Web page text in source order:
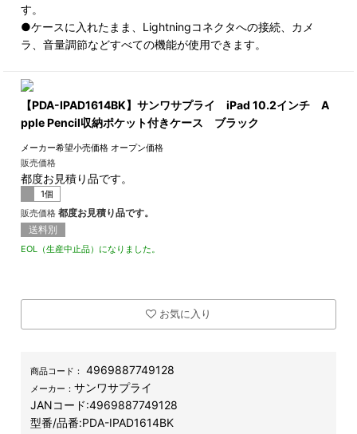
す。
●ケースに入れたまま、Lightningコネクタへの接続、カメ
ラ、音量調節などすべての機能が使用できます。
【PDA-IPAD1614BK】サンワサプライ iPad 10.2インチ A
pple Pencil収納ポケット付きケース ブラック
メーカー希望小売価格 オープン価格
販売価格
都度お見積り品です。
1個
販売価格 都度お見積り品です。
送料別
EOL（生産中止品）になりました。
お気に入り
商品コード： 4969887749128
メーカー：サンワサプライ
JANコード:4969887749128
型番/品番:PDA-IPAD1614BK